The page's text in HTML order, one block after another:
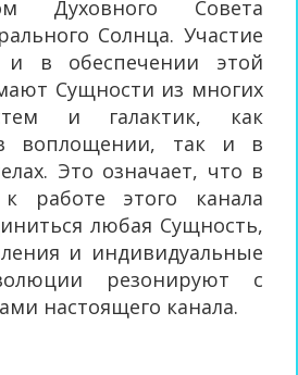
Духовного Совета
Солнца. Участие
в обеспечении этой
Сущности из многих
и галактик, как
воплощении, так и в
Это означает, что в
работе этого канала
любая Сущность,
и индивидуальные
резонируют с
настоящего канала.